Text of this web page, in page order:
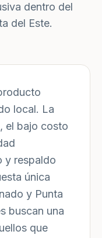
dentro del
del Este.
local. La
el bajo costo
y respaldo
única
y Punta
buscan una
que